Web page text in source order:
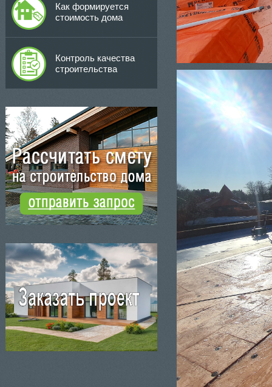
Как формируется
стоимость дома
Контроль качества
строительства